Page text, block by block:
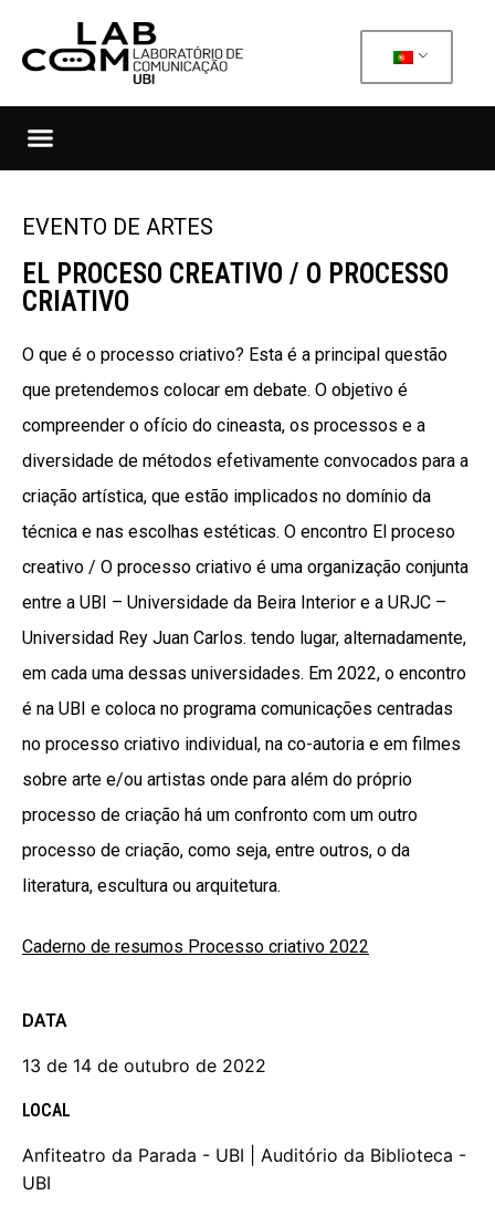
EVENTO DE ARTES
EL PROCESO CREATIVO / O PROCESSO
CRIATIVO
O que é o processo criativo? Esta é a principal questão
que pretendemos colocar em debate. O objetivo é
compreender o ofício do cineasta, os processos e a
diversidade de métodos efetivamente convocados para a
criação artística, que estão implicados no domínio da
técnica e nas escolhas estéticas. O encontro El proceso
creativo / O processo criativo é uma organização conjunta
entre a UBI – Universidade da Beira Interior e a URJC –
Universidad Rey Juan Carlos. tendo lugar, alternadamente,
em cada uma dessas universidades. Em 2022, o encontro
é na UBI e coloca no programa comunicações centradas
no processo criativo individual, na co-autoria e em filmes
sobre arte e/ou artistas onde para além do próprio
processo de criação há um confronto com um outro
processo de criação, como seja, entre outros, o da
literatura, escultura ou arquitetura.
Caderno de resumos Processo criativo 2022
DATA
13 de 14 de outubro de 2022
LOCAL
Anfiteatro da Parada - UBI | Auditório da Biblioteca -
UBI